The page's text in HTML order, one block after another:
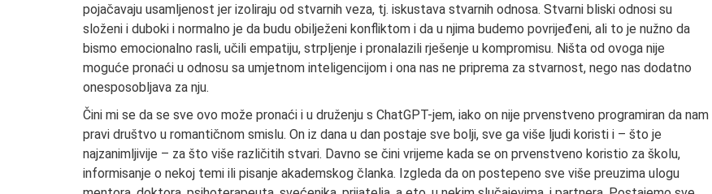
pojačavaju usamljenost jer izoliraju od stvarnih veza, tj. iskustava stvarnih odnosa. Stvarni bliski odnosi su
složeni i duboki i normalno je da budu obilježeni konfliktom i da u njima budemo povrijeđeni, ali to je nužno da
bismo emocionalno rasli, učili empatiju, strpljenje i pronalazili rješenje u kompromisu. Ništa od ovoga nije
moguće pronaći u odnosu sa umjetnom inteligencijom i ona nas ne priprema za stvarnost, nego nas dodatno
onesposobljava za nju.
Čini mi se da se sve ovo može pronaći i u druženju s ChatGPT-jem, iako on nije prvenstveno programiran da nam
pravi društvo u romantičnom smislu. On iz dana u dan postaje sve bolji, sve ga više ljudi koristi i – što je
najzanimljivije – za što više različitih stvari. Davno se čini vrijeme kada se on prvenstveno koristio za školu,
informisanje o nekoj temi ili pisanje akademskog članka. Izgleda da on postepeno sve više preuzima ulogu